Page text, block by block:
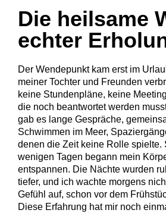
Die heilsame
echter
Der Wendepunkt kam erst im
meiner Tochter und Freunden
keine Stundenpläne, keine
die noch beantwortet werden
gab es lange Gespräche,
Schwimmen im Meer,
denen die Zeit keine Rolle spielte.
wenigen Tagen begann mein
entspannen. Die Nächte wurden
tiefer, und ich wachte morgens
Gefühl auf, schon vor dem
Diese Erfahrung hat mir noch